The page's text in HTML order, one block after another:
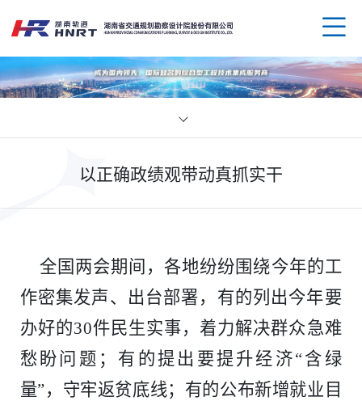
企业
资质
荣誉
历史
公路
水运
市政
媒体
党群
公告
科技
创新
博士
人才
招聘
联系
以正确政绩观带动真抓实干
全国两会期间，各地纷纷围绕今年的工
作密集发声、出台部署，有的列出今年要
办好的30件民生实事，着力解决群众急难
愁盼问题；有的提出要提升经济“含绿
量”，守牢返贫底线；有的公布新增就业目